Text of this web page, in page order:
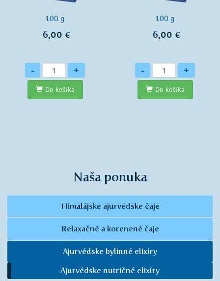
100 g
6,00 €
Množstvo
- +
Do košíka
100 g
6,00 €
Množstvo
- +
Do košíka
Naša ponuka
Himalájske ajurvédske čaje
Relaxačné a korenené čaje
Ajurvédske bylinné elixíry
Ajurvédske nutričné elixíry